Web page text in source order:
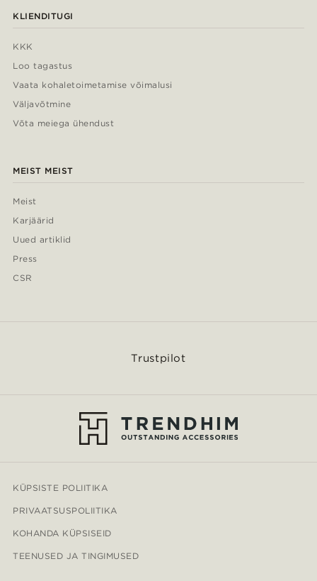
KLIENDITUGI
KKK
Loo tagastus
Vaata kohaletoimetamise võimalusi
Väljavõtmine
Võta meiega ühendust
MEIST MEIST
Meist
Karjäärid
Uued artiklid
Press
CSR
Trustpilot
KÜPSISTE POLIITIKA
PRIVAATSUSPOLIITIKA
KOHANDA KÜPSISEID
TEENUSED JA TINGIMUSED